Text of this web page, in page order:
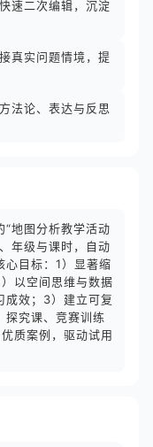
速二次编辑，沉淀
真实问题情境，提
法论、表达与反思
“地图分析教学活动
年级与课时，自动
心目标：1）显著缩
以空间思维与数据
成效；3）建立可复
探究课、竞赛训练
质案例，驱动试用